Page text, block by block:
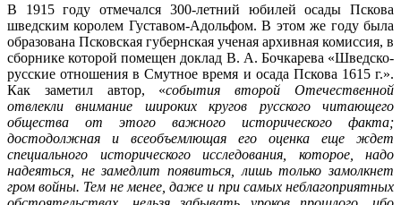
В 1915 году отмечался 300-летний юбилей осады Пскова
шведским королем Густавом-Адольфом. В этом же году была
образована Псковская губернская ученая архивная комиссия, в
сборнике которой помещен доклад В. А. Бочкарева «Шведско-
русские отношения в Смутное время и осада Пскова 1615 г.».
Как заметил автор, «события второй Отечественной
отвлекли внимание широких кругов русского читающего
общества от этого важного исторического факта;
достодолжная и всеобъемлющая его оценка еще ждет
специального исторического исследования, которое, надо
надеяться, не замедлит появиться, лишь только замолкнет
гром войны. Тем не менее, даже и при самых неблагоприятных